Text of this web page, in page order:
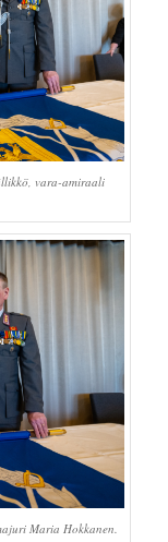
vara-amiraali
Maria Hokkanen.